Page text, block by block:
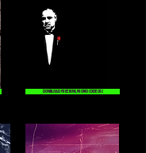
DOWNLOAD FREE NOW, PROMO CODE 012